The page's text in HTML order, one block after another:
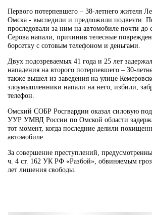
Первого потерпевшего – 38-летнего жителя
Омска - выследили и предложили подвезти.
проследовали за ним на автомобиле почти до
Серова напали, причинив телесные
борсетку с сотовым телефоном и деньгами.
Двух подозреваемых 41 года и 25 лет
нападения на второго потерпевшего – 30-
также вышел из заведения на улице
злоумышленники напали на него, избили,
телефон.
Омский СОБР Росгвардии оказал силовую
УУР УМВД России по Омской области
тот момент, когда последние делили
автомобиле.
За совершение преступлений,
ч. 4 ст. 162 УК РФ «Разбой», обвиняемым
лет лишения свободы.